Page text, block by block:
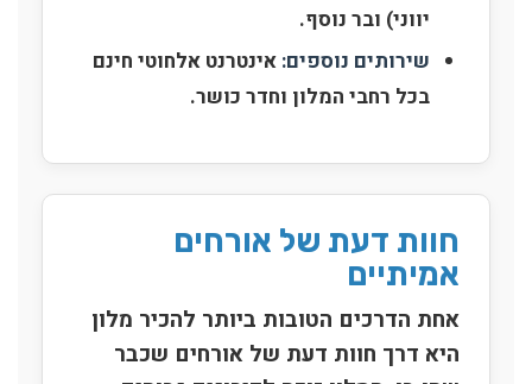
יווני) ובר נוסף.
שירותים נוספים: אינטרנט אלחוטי חינם
בכל רחבי המלון וחדר כושר.
חוות דעת של אורחים
אמיתיים
אחת הדרכים הטובות ביותר להכיר מלון
היא דרך חוות דעת של אורחים שכבר